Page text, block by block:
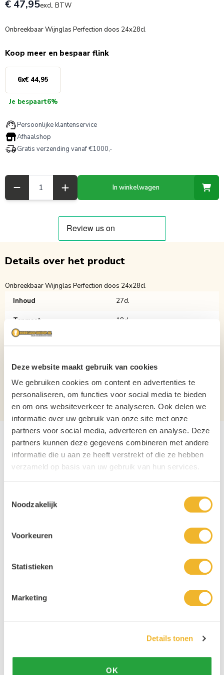
Deze website maakt gebruik van cookies
We gebruiken cookies om content en advertenties te
personaliseren, om functies voor social media te bieden
en om ons websiteverkeer te analyseren. Ook delen we
informatie over uw gebruik van onze site met onze
partners voor social media, adverteren en analyse. Deze
partners kunnen deze gegevens combineren met andere
informatie die u aan ze heeft verstrekt of die ze hebben
verzameld op basis van uw gebruik van hun services.
Noodzakelijk
Voorkeuren
Statistieken
Marketing
Details tonen
OK
€ 47,95excl. BTW
Onbreekbaar Wijnglas Perfection doos 24x28cl
Koop meer en bespaar flink
6x€ 44,95
Je bespaart6%
Persoonlijke klantenservice
Afhaalshop
Gratis verzending vanaf €1000,-
In winkelwagen
Details over het product
Onbreekbaar Wijnglas Perfection doos 24x28cl
Inhoud
27cl
Tapmaat 18cl
Verpakking
Materiaal Polycarbonaat
Stapelbaar? Nee